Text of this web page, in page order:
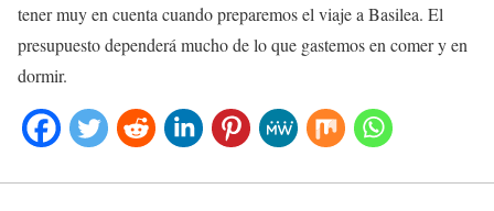
tener muy en cuenta cuando preparemos el viaje a Basilea. El
presupuesto dependerá mucho de lo que gastemos en comer y en
dormir.